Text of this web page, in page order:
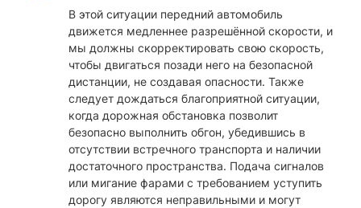
В этой ситуации передний автомобиль
движется медленнее разрешённой скорости, и
мы должны скорректировать свою скорость,
чтобы двигаться позади него на безопасной
дистанции, не создавая опасности. Также
следует дождаться благоприятной ситуации,
когда дорожная обстановка позволит
безопасно выполнить обгон, убедившись в
отсутствии встречного транспорта и наличии
достаточного пространства. Подача сигналов
или мигание фарами с требованием уступить
дорогу являются неправильными и могут